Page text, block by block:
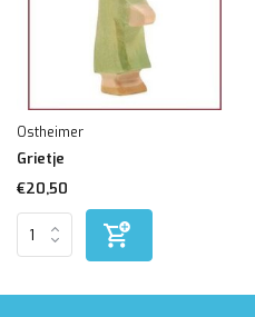
Ostheimer
Grietje
€20,50